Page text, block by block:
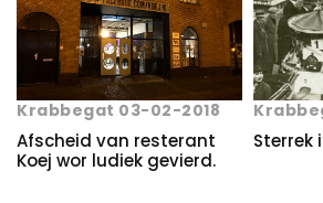
Krabbegat 03-02-2018
Afscheid van resterant
Koej wor ludiek gevierd.
Sterrek